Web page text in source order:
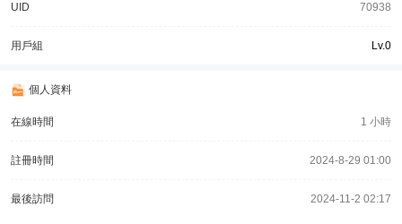
UID 70938
用戶組 Lv.0
個人資料
在線時間 1 小時
註冊時間 2024-8-29 01:00
最後訪問 2024-11-2 02:17